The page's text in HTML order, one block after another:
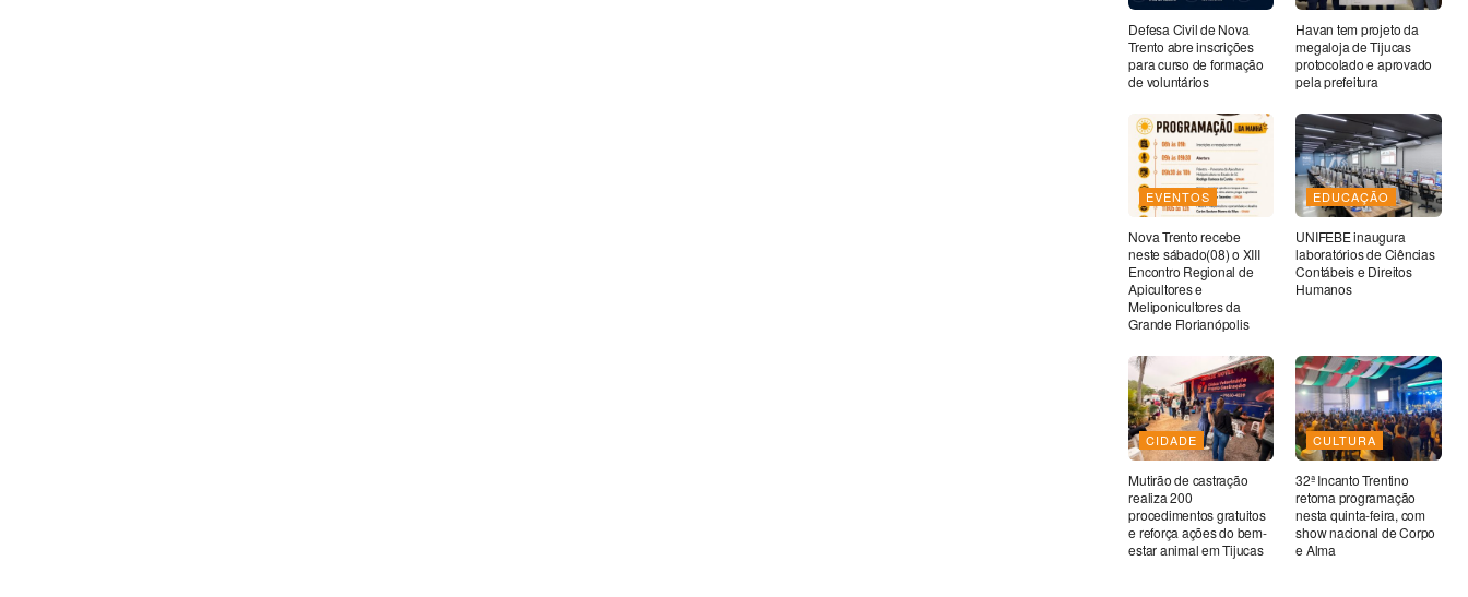
Defesa Civil de Nova
Trento abre inscrições
para curso de formação
de voluntários
Havan tem projeto da
megaloja de Tijucas
protocolado e aprovado
pela prefeitura
EVENTOS
Nova Trento recebe
neste sábado(08) o XIII
Encontro Regional de
Apicultores e
Meliponicultores da
Grande Florianópolis
EDUCAÇÃO
UNIFEBE inaugura
laboratórios de Ciências
Contábeis e Direitos
Humanos
CIDADE
Mutirão de castração
realiza 200
procedimentos gratuitos
e reforça ações do bem-
estar animal em Tijucas
CULTURA
32ª Incanto Trentino
retoma programação
nesta quinta-feira, com
show nacional de Corpo
e Alma